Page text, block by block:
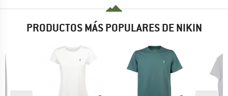
PRODUCTOS MÁS POPULARES DE NIKIN